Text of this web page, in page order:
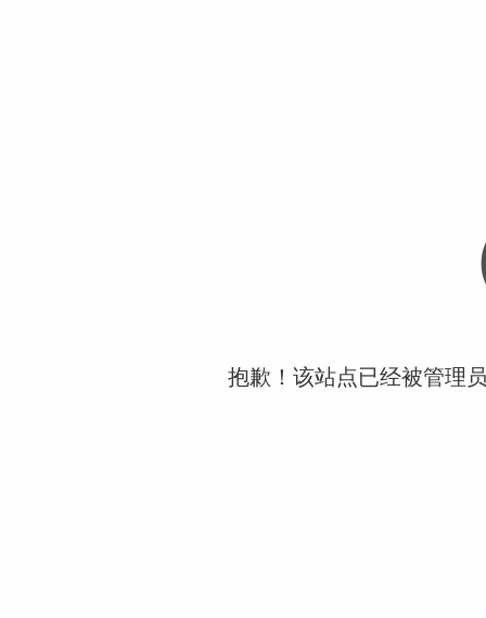
抱歉！该站点已经被管理